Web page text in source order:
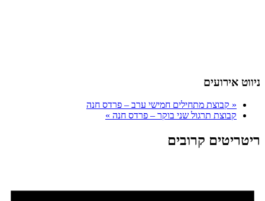
ניווט אירועים
« קבוצת מתחילים חמישי ערב – פרדס חנה
קבוצת תרגול שני בוקר – פרדס חנה »
ריטריטים קרובים